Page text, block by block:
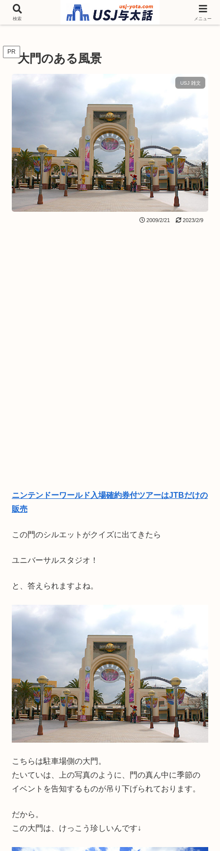
チケットやシーズンイベント ニンテンドーワールド アトラクションなどユニ
バを歩いて情報収集しています
PR 大門のある風景
USJ 雑文
2009/2/21 2023/2/9
ニンテンドーワールド入場確約券付ツアーはJTBだけの
販売
この門のシルエットがクイズに出てきたら
ユニバーサルスタジオ！
と、答えられますよね。
こちらは駐車場側の大門。
たいていは、上の写真のように、門の真ん中に季節の
イベントを告知するものが吊り下げられております。
だから。
この大門は、けっこう珍しいんです↓
検索 メニュー